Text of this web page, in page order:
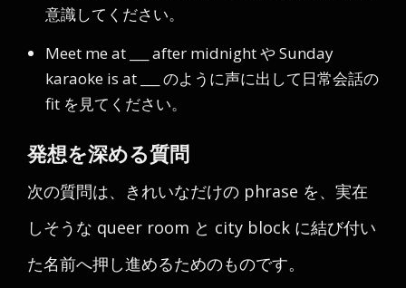
意識してください。
Meet me at ___ after midnight や Sunday
karaoke is at ___ のように声に出して日常会話の
fit を見てください。
発想を深める質問
次の質問は、きれいなだけの phrase を、実在
しそうな queer room と city block に結び付い
た名前へ押し進めるためのものです。